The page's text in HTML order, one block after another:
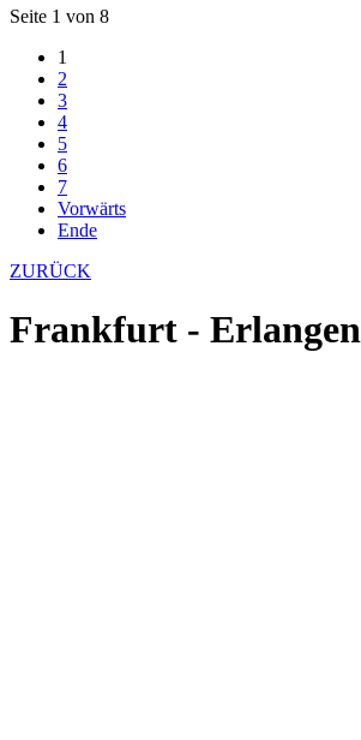
Seite 1 von 8
1
2
3
4
5
6
7
Vorwärts
Ende
ZURÜCK
Frankfurt - Erlangen